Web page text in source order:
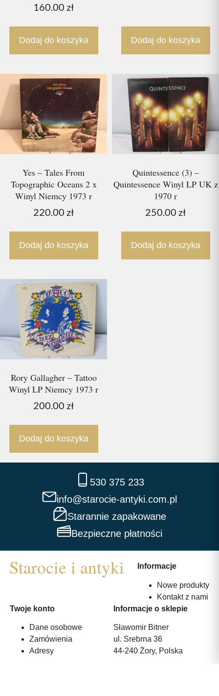
160.00 zł
Dodaj do koszyka Dodaj do koszyka
Yes – Tales From
Topographic Oceans 2 x
Winyl Niemcy 1973 r
220.00 zł
Dodaj do koszyka
Quintessence (3) –
Quintessence Winyl LP UK z
1970 r
250.00 zł
Dodaj do koszyka
Rory Gallagher – Tattoo
Winyl LP Niemcy 1973 r
200.00 zł
Dodaj do koszyka
530 375 233
info@starocie-antyki.com.pl
Starannie zapakowane
Bezpieczne płatności
Informacje
Nowe produkty
Kontakt z nami
Twoje konto
Dane osobowe
Zamówienia
Adresy
Informacje o sklepie
Sławomir Bitner
ul. Srebrna 36
44-240 Żory, Polska